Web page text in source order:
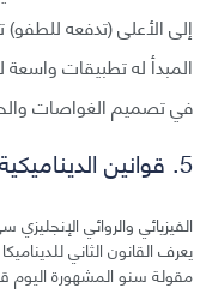
إلى الأعلى (تدفعه
المبدأ له تطبيقات
في تصميم الغواصات
5. قوانين الديناميكية الحرارية:
الفيزيائي والروائي
يعرف القانون الثاني
مقولة سنو المشهورة اليوم